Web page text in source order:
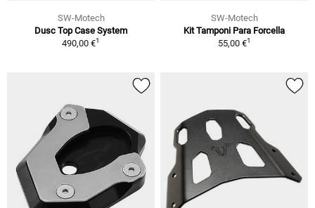
SW-Motech
Dusc Top Case System
490,00 €1
SW-Motech
Kit Tamponi Para Forcella
55,00 €1